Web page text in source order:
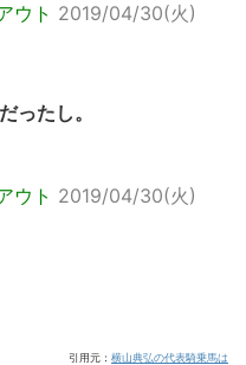
ウト 2019/04/30(火)
ったし。
ウト 2019/04/30(火)
引用元： 横山典弘の代表騎乗馬は